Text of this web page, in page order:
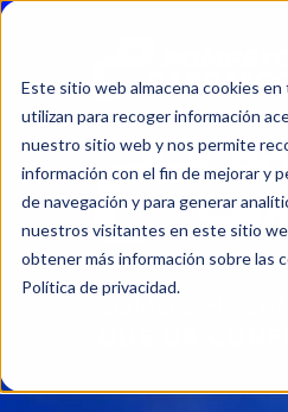
Este sitio web almacena cookies
utilizan para recoger información
nuestro sitio web y nos permite
información con el fin de mejorar y
de navegación y para generar
nuestros visitantes en este sitio
obtener más información sobre las
Política de privacidad.